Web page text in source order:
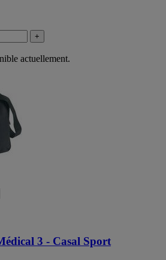
+
actuellement.
3 - Casal Sport